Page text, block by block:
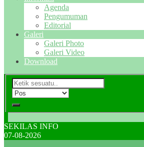
Agenda
Pengumuman
Editorial
Galeri
Galeri Photo
Galeri Video
Download
SEKILAS INFO
07-08-2026